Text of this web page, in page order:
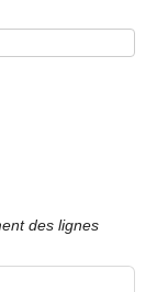
des lignes